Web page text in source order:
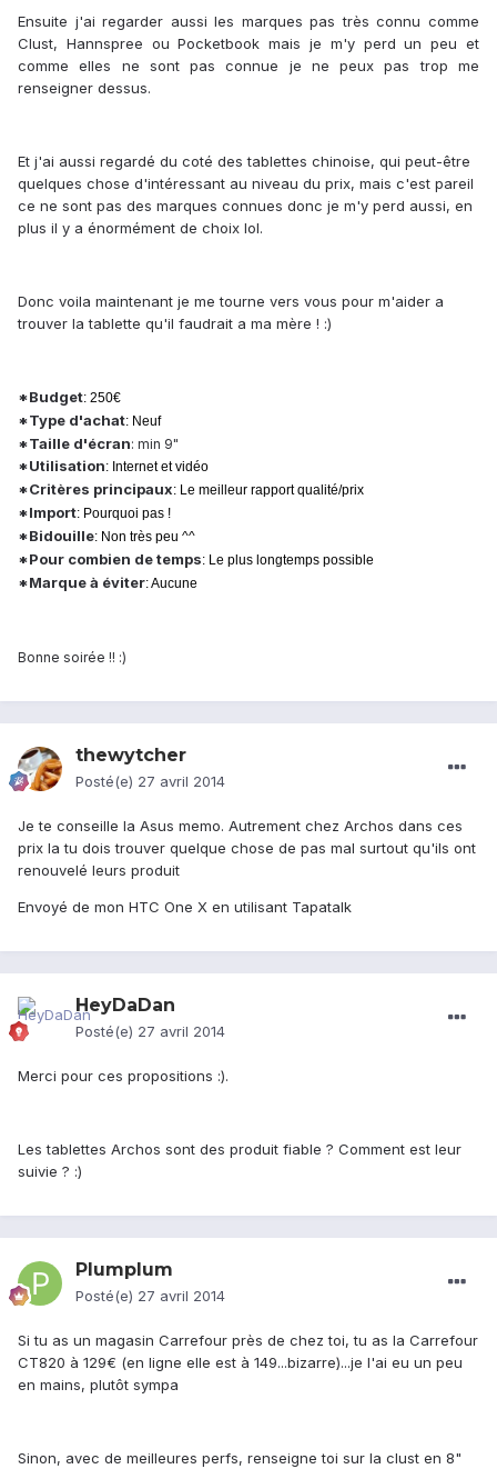
Ensuite j'ai regarder aussi les marques pas très connu comme
Clust, Hannspree ou Pocketbook mais je m'y perd un peu et
comme elles ne sont pas connue je ne peux pas trop me
renseigner dessus.
Et j'ai aussi regardé du coté des tablettes chinoise, qui peut-être
quelques chose d'intéressant au niveau du prix, mais c'est pareil
ce ne sont pas des marques connues donc je m'y perd aussi, en
plus il y a énormément de choix lol.
Donc voila maintenant je me tourne vers vous pour m'aider a
trouver la tablette qu'il faudrait a ma mère ! :)
*Budget: 250€
*Type d'achat: Neuf
*Taille d'écran: min 9"
*Utilisation: Internet et vidéo
*Critères principaux: Le meilleur rapport qualité/prix
*Import: Pourquoi pas !
*Bidouille: Non très peu ^^
*Pour combien de temps: Le plus longtemps possible
*Marque à éviter: Aucune
Bonne soirée !! :)
thewytcher
Posté(e) 27 avril 2014
Je te conseille la Asus memo. Autrement chez Archos dans ces
prix la tu dois trouver quelque chose de pas mal surtout qu'ils ont
renouvelé leurs produit
Envoyé de mon HTC One X en utilisant Tapatalk
HeyDaDan
Posté(e) 27 avril 2014
Merci pour ces propositions :).
Les tablettes Archos sont des produit fiable ? Comment est leur
suivie ? :)
Plumplum
Posté(e) 27 avril 2014
Si tu as un magasin Carrefour près de chez toi, tu as la Carrefour
CT820 à 129€ (en ligne elle est à 149...bizarre)...je l'ai eu un peu
en mains, plutôt sympa
Sinon, avec de meilleures perfs, renseigne toi sur la clust en 8"